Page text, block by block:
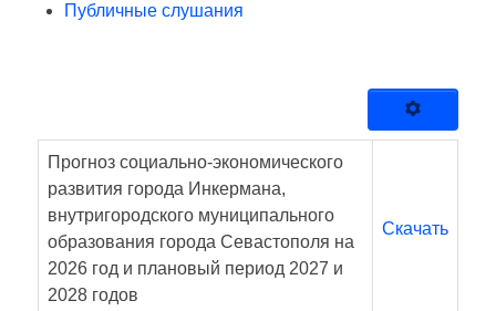
Публичные слушания
Прогноз социально-экономического
развития города Инкермана,
внутригородского муниципального
образования города Севастополя на
2026 год и плановый период 2027 и
2028 годов
Скачать